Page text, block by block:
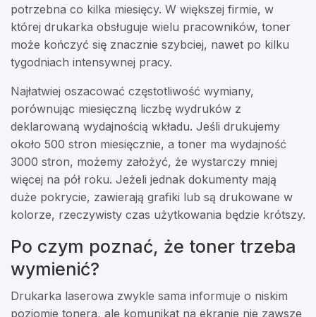
potrzebna co kilka miesięcy. W większej firmie, w
której drukarka obsługuje wielu pracowników, toner
może kończyć się znacznie szybciej, nawet po kilku
tygodniach intensywnej pracy.
Najłatwiej oszacować częstotliwość wymiany,
porównując miesięczną liczbę wydruków z
deklarowaną wydajnością wkładu. Jeśli drukujemy
około 500 stron miesięcznie, a toner ma wydajność
3000 stron, możemy założyć, że wystarczy mniej
więcej na pół roku. Jeżeli jednak dokumenty mają
duże pokrycie, zawierają grafiki lub są drukowane w
kolorze, rzeczywisty czas użytkowania będzie krótszy.
Po czym poznać, że toner trzeba
wymienić?
Drukarka laserowa zwykle sama informuje o niskim
poziomie tonera, ale komunikat na ekranie nie zawsze